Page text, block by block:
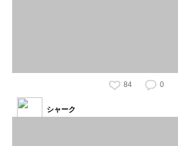
84 0
シャーク